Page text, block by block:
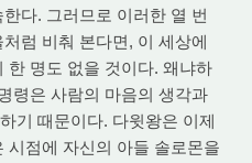
다. 그러므로 이러한 열 번
럼 비춰 본다면, 이 세상에
한 명도 없을 것이다. 왜냐하
령은 사람의 마음의 생각과
기 때문이다. 다윗왕은 이제
시점에 자신의 아들 솔로몬을